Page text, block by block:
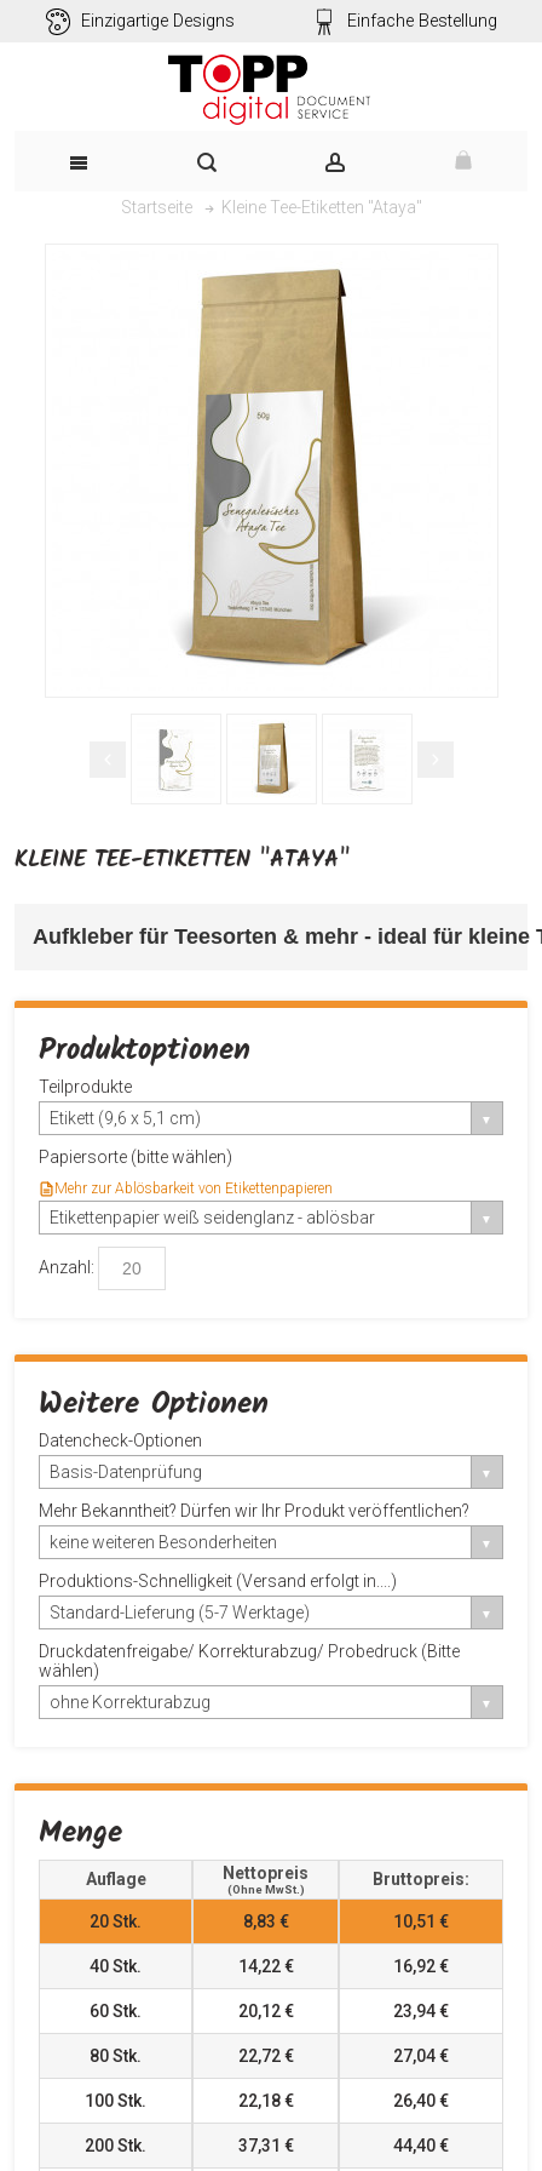
Einzigartige Designs Einfache Bestellung
Startseite Kleine Tee-Etiketten "Ataya"
KLEINE TEE-ETIKETTEN "ATAYA"
Aufkleber für Teesorten & mehr - ideal für kleine
Produktoptionen
Teilprodukte
Etikett (9,6 x 5,1 cm)
Papiersorte (bitte wählen)
Mehr zur Ablösbarkeit von Etikettenpapieren
Etikettenpapier weiß seidenglanz - ablösbar
Anzahl:
Weitere Optionen
Datencheck-Optionen
Basis-Datenprüfung
Mehr Bekanntheit? Dürfen wir Ihr Produkt veröffentlichen?
keine weiteren Besonderheiten
Produktions-Schnelligkeit (Versand erfolgt in....)
Standard-Lieferung (5-7 Werktage)
Druckdatenfreigabe/ Korrekturabzug/ Probedruck (Bitte
wählen)
ohne Korrekturabzug
Menge
Auflage Nettopreis
(ohne MwSt.)
Bruttopreis:
20Stk. 8,83 € 10,51 €
40Stk. 14,22 € 16,92 €
60Stk. 20,12 € 23,94 €
80Stk. 22,72 € 27,04 €
100Stk. 22,18 € 26,40 €
200Stk. 37,31 € 44,40 €